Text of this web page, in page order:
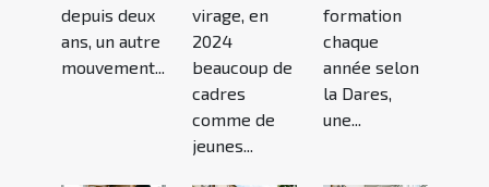
depuis deux
ans, un autre
mouvement...
virage, en
2024
beaucoup de
cadres
comme de
jeunes...
formation
chaque
année selon
la Dares,
une...